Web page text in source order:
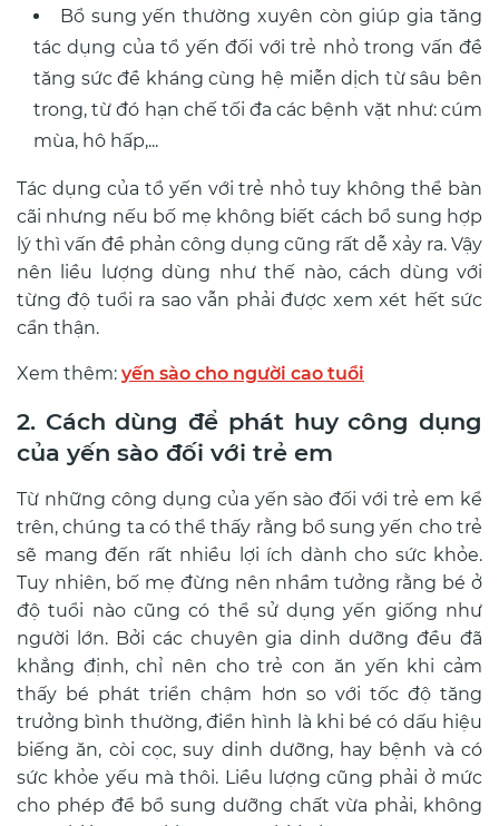
Bổ sung yến thường xuyên còn giúp gia tăng
tác dụng của tổ yến đối với trẻ nhỏ trong vấn đề
tăng sức đề kháng cùng hệ miễn dịch từ sâu bên
trong, từ đó hạn chế tối đa các bệnh vặt như: cúm
mùa, hô hấp,...
Tác dụng của tổ yến với trẻ nhỏ tuy không thể bàn
cãi nhưng nếu bố mẹ không biết cách bổ sung hợp
lý thì vấn đề phản công dụng cũng rất dễ xảy ra. Vậy
nên liều lượng dùng như thế nào, cách dùng với
từng độ tuổi ra sao vẫn phải được xem xét hết sức
cẩn thận.
Xem thêm: yến sào cho người cao tuổi
2. Cách dùng để phát huy công dụng
của yến sào đối với trẻ em
Từ những công dụng của yến sào đối với trẻ em kể
trên, chúng ta có thể thấy rằng bổ sung yến cho trẻ
sẽ mang đến rất nhiều lợi ích dành cho sức khỏe.
Tuy nhiên, bố mẹ đừng nên nhầm tưởng rằng bé ở
độ tuổi nào cũng có thể sử dụng yến giống như
người lớn. Bởi các chuyên gia dinh dưỡng đều đã
khẳng định, chỉ nên cho trẻ con ăn yến khi cảm
thấy bé phát triển chậm hơn so với tốc độ tăng
trưởng bình thường, điển hình là khi bé có dấu hiệu
biếng ăn, còi cọc, suy dinh dưỡng, hay bệnh và có
sức khỏe yếu mà thôi. Liều lượng cũng phải ở mức
cho phép để bổ sung dưỡng chất vừa phải, không